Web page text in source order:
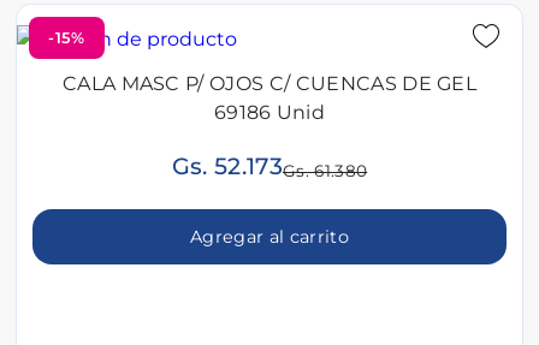
-15%
CALA MASC P/ OJOS C/ CUENCAS DE GEL
69186 Unid
Gs. 52.173Gs. 61.380
Agregar al carrito